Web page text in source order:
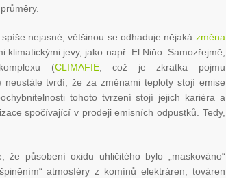
nejasné, většinou se odhaduje nějaká změna
klimatickými jevy, jako např. El Niňo. Samozřejmě,
(CLIMAFIE, což je zkratka pojmu
neustále tvrdí, že za změnami teploty stojí emise
tohoto tvrzení stojí jejich kariéra a
spočívající v prodeji emisních odpustků. Tedy,
že působení oxidu uhličitého bylo „maskováno“
atmosféry z komínů elektráren, továren